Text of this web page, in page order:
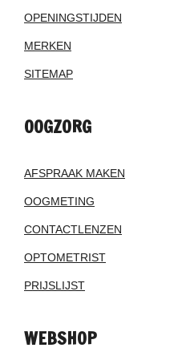
OPENINGSTIJDEN
MERKEN
SITEMAP
OOGZORG
AFSPRAAK MAKEN
OOGMETING
CONTACTLENZEN
OPTOMETRIST
PRIJSLIJST
WEBSHOP